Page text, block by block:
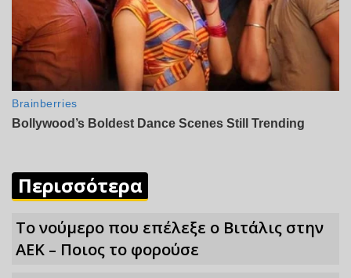
Περισσότερα
Το νούμερο που επέλεξε ο Βιτάλις στην
ΑΕΚ – Ποιος το φορούσε